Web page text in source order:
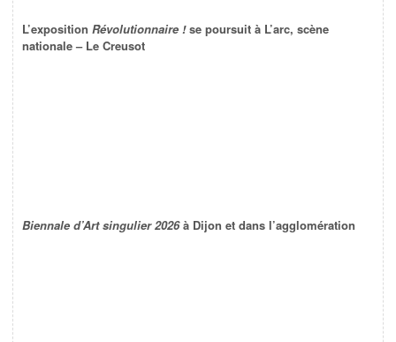
L’exposition Révolutionnaire !se poursuit à L’arc, scène
nationale – Le Creusot
Biennale d’Art singulier 2026à Dijon et dans l’agglomération